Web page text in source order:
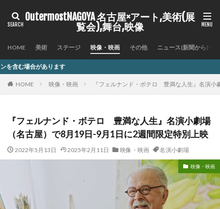
OutermostNAGOYA 名古屋×アート,美術(展
覧会),舞台,映像
HOME 美術 ステージ 映像・映画 その他 ニュース(新聞から)
HOME 映像・映画 『フェルナンド・ボテロ 豊満な人生』名演
『フェルナンド・ボテロ 豊満な人生』名演小劇場
（名古屋）で8月19日-9月1日に2週間限定特別上映
2022年5月13日 2025年2月11日 映像・映画 名演小劇場
映像・映画